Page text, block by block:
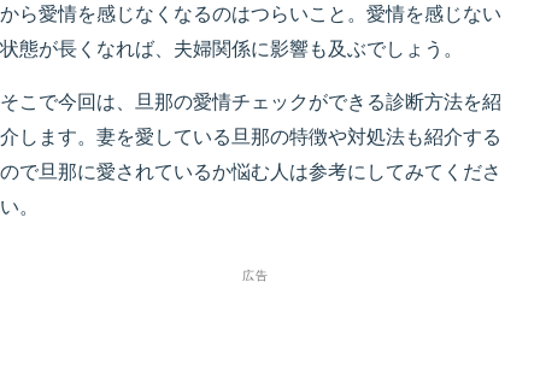
から愛情を感じなくなるのはつらいこと。愛情を感じない
状態が長くなれば、夫婦関係に影響も及ぶでしょう。
そこで今回は、旦那の愛情チェックができる診断方法を紹
介します。妻を愛している旦那の特徴や対処法も紹介する
ので旦那に愛されているか悩む人は参考にしてみてくださ
い。
広告